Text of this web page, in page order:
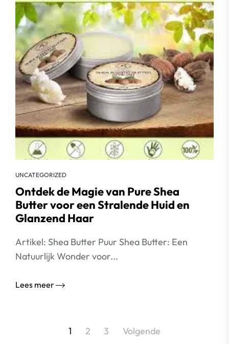
UNCATEGORIZED
Ontdek de Magie van Pure Shea
Butter voor een Stralende Huid en
Glanzend Haar
Artikel: Shea Butter Puur Shea Butter: Een
Natuurlijk Wonder voor...
Lees meer
Berichtnavigatie
1 2 3 Volgende